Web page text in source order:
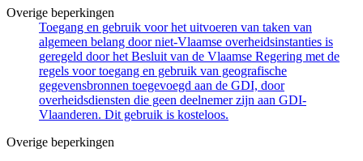
Overige beperkingen
Toegang en gebruik voor het uitvoeren van taken van
algemeen belang door niet-Vlaamse overheidsinstanties is
geregeld door het Besluit van de Vlaamse Regering met de
regels voor toegang en gebruik van geografische
gegevensbronnen toegevoegd aan de GDI, door
overheidsdiensten die geen deelnemer zijn aan GDI-
Vlaanderen. Dit gebruik is kosteloos.
Overige beperkingen